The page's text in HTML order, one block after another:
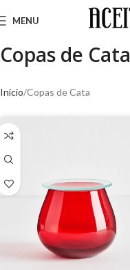
MENU
Copas de Cata
Inicio Copas de Cata